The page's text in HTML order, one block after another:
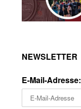
NEWSLETTER
E-Mail-Adresse: